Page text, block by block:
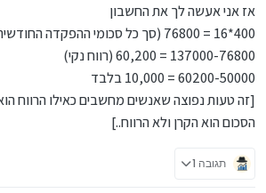
אז אני אעשה לך את החשבון
400*16 = 76800 (סך כל סכומי ההפקדה החודשית)
137000-76800 = 60,200 (רווח נקי)
60200-50000 = 10,000 בלבד
הסכום הוא הקרן ולא הרווח..]
תגובה 1